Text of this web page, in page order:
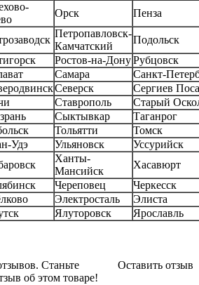
Орск Пенза
Петропавловск-
Камчатский
Подольск
Ростов-на-ДонуРубцовск
Самара
Санкт-
Северск
Сергиев
Ставрополь
Старый
Сыктывкар
Таганрог
Тольятти
Томск
Удэ Ульяновск
Уссурийск
Ханты-
Мансийск
Хасавюрт
Череповец
Черкесск
Электросталь
Элиста
Ялуторовск Ярославль
Оставить отзыв
Станьте
об этом товаре!